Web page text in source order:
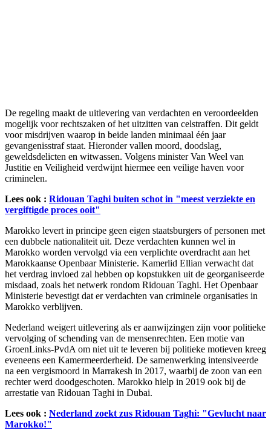
De regeling maakt de uitlevering van verdachten en veroordeelden
mogelijk voor rechtszaken of het uitzitten van celstraffen. Dit geldt
voor misdrijven waarop in beide landen minimaal één jaar
gevangenisstraf staat. Hieronder vallen moord, doodslag,
geweldsdelicten en witwassen. Volgens minister Van Weel van
Justitie en Veiligheid verdwijnt hiermee een veilige haven voor
criminelen.
Lees ook : Ridouan Taghi buiten schot in "meest verziekte en
vergiftigde proces ooit"
Marokko levert in principe geen eigen staatsburgers of personen met
een dubbele nationaliteit uit. Deze verdachten kunnen wel in
Marokko worden vervolgd via een verplichte overdracht aan het
Marokkaanse Openbaar Ministerie. Kamerlid Ellian verwacht dat
het verdrag invloed zal hebben op kopstukken uit de georganiseerde
misdaad, zoals het netwerk rondom Ridouan Taghi. Het Openbaar
Ministerie bevestigt dat er verdachten van criminele organisaties in
Marokko verblijven.
Nederland weigert uitlevering als er aanwijzingen zijn voor politieke
vervolging of schending van de mensenrechten. Een motie van
GroenLinks-PvdA om niet uit te leveren bij politieke motieven kreeg
eveneens een Kamermeerderheid. De samenwerking intensiveerde
na een vergismoord in Marrakesh in 2017, waarbij de zoon van een
rechter werd doodgeschoten. Marokko hielp in 2019 ook bij de
arrestatie van Ridouan Taghi in Dubai.
Lees ook : Nederland zoekt zus Ridouan Taghi: "Gevlucht naar
Marokko!"